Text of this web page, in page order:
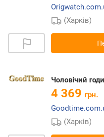
(Харків)
Чоловічий
4 369 грн.
(Харків)